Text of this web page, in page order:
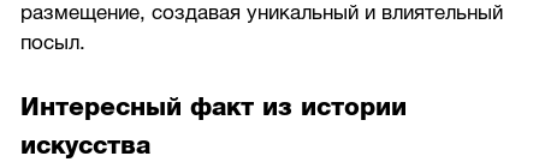
размещение, создавая уникальный и влиятельный
посыл.
Интересный факт из истории
искусства